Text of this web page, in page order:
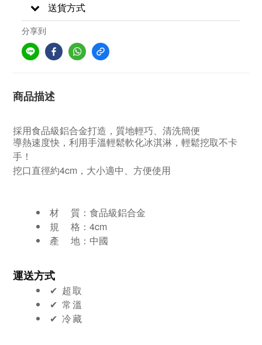
送貨方式
分享到
商品描述
採用食品級鋁合金打造，質地輕巧、清洗簡便
導熱速度快，利用手溫輕鬆軟化冰淇淋，輕鬆挖取不卡
手！
挖口直徑約4cm，大小適中、方便使用
材 質： 食品級鋁合金
規 格：4cm
產 地：中國
運送方式
✔︎ 超取
✔︎ 常溫
✔︎ 冷藏